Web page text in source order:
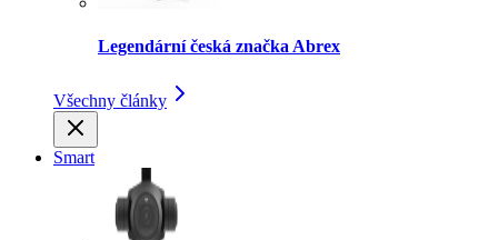
Legendární česká značka Abrex
Všechny články
Smart